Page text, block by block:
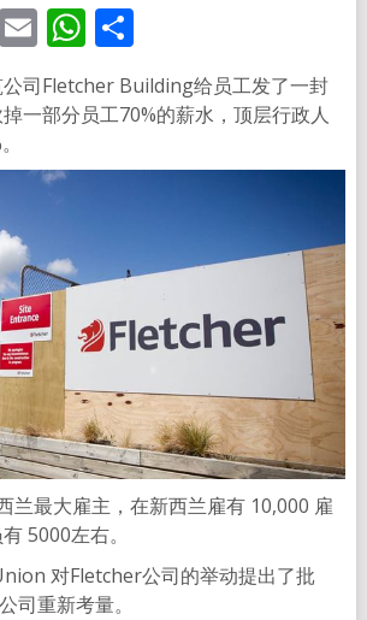
EmailWhatsApp
分
享
司Fletcher Building给员工发了一封
一部分员工70%的薪水，顶层行政人
兰最大雇主，在新西兰雇有 10,000 雇
5000左右。
对Fletcher公司的举动提出了批
司重新考量。